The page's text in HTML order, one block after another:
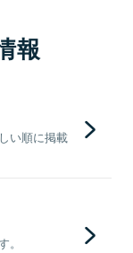
報
い順に掲載